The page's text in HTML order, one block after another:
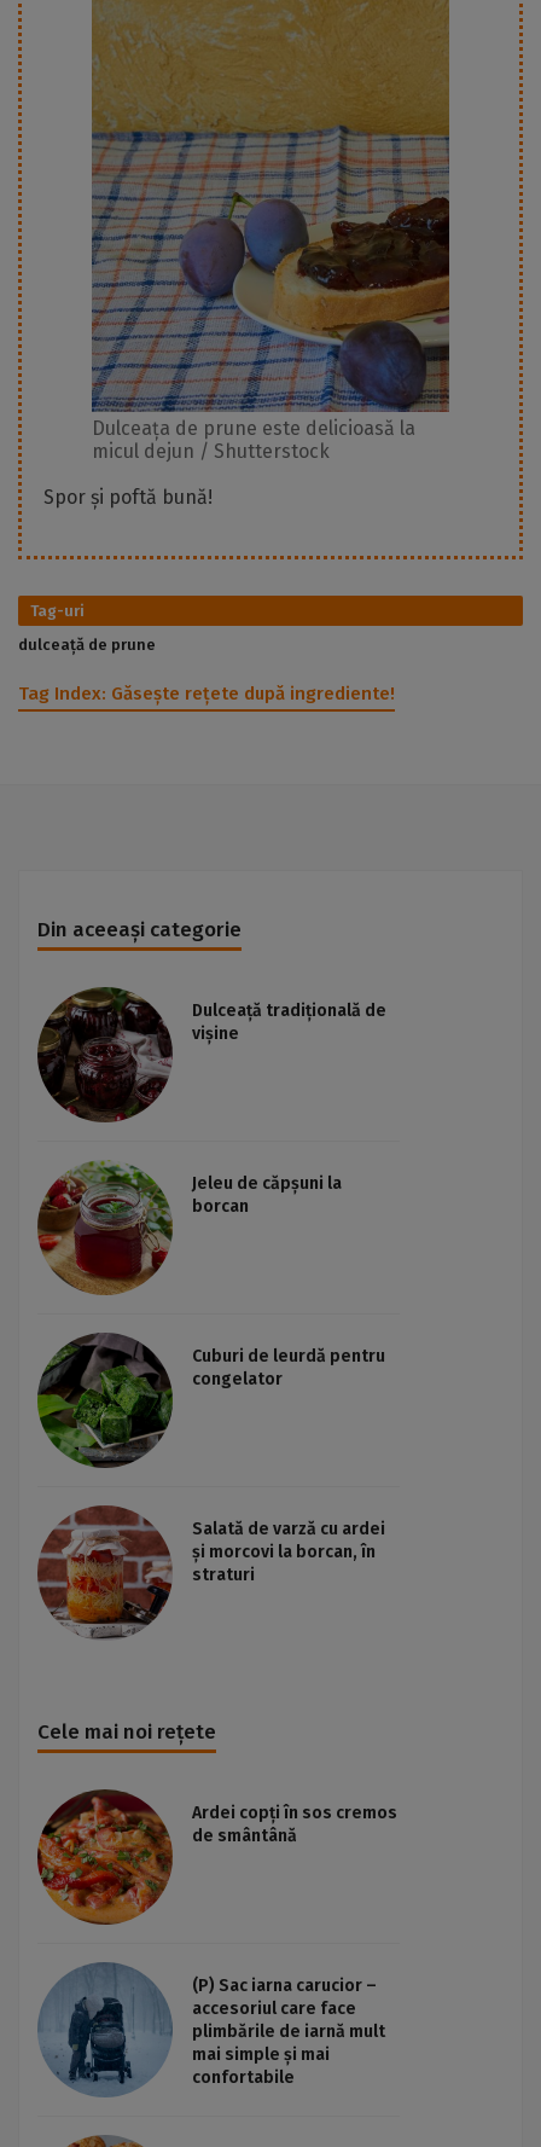
Dulceața de prune este delicioasă la
micul dejun / Shutterstock
Spor și poftă bună!
Tag-uri
dulceață de prune
Tag Index: Găsește rețete după ingrediente!
Din aceeași categorie
Dulceață tradițională de
vișine
Jeleu de căpșuni la
borcan
Cuburi de leurdă pentru
congelator
Salată de varză cu ardei
și morcovi la borcan, în
straturi
Cele mai noi rețete
Ardei copți în sos cremos
de smântână
(P) Sac iarna carucior –
accesoriul care face
plimbările de iarnă mult
mai simple și mai
confortabile